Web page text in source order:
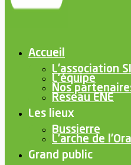
Accueil
L’association
L’équipe
Nos
Reseau ENE
Les lieux
Bussierre
L’arche de
Grand public